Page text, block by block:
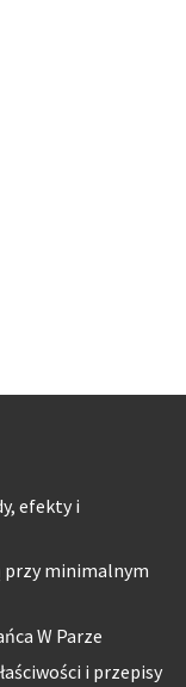
efekty i
przy minimalnym
W Parze
i przepisy